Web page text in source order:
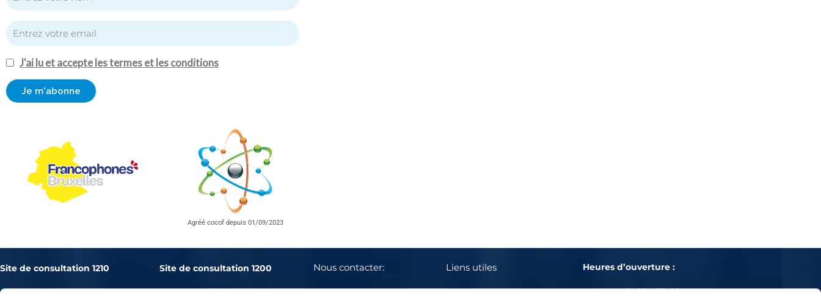
J'ai lu et accepte les termes et les conditions
Agréé cocof depuis 01/09/2023
Site de consultation 1210
Avenue de l’Astronomie, 30
Site de consultation 1200
Rue de Bretagne, 20
Nous contacter: Liens utiles Heures d’ouverture :
Lu – Ven : 8h00 – 19h00